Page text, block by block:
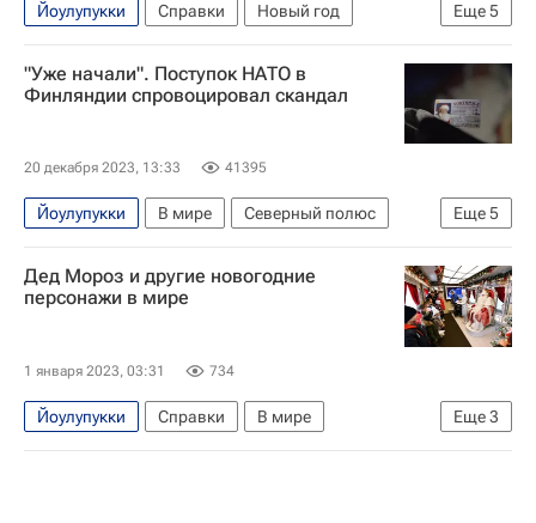
Еще5
Йоулупукки Справки
Новый год
В мире
Россия
Дед Мороз
Санта-Клаус
Снегурочка
"Уже начали". Поступок НАТО в
Финляндии спровоцировал скандал
20 декабря 2023, 13:33 41395
Еще5
Йоулупукки В мире
Северный полюс
Финляндия
Лапландия
Дед Мороз
НАТО
Политика
Дед Мороз и другие новогодние
персонажи в мире
1 января 2023, 03:31 734
Еще3
Йоулупукки Справки
В мире
Новый год
Дед Мороз Санта-Клаус